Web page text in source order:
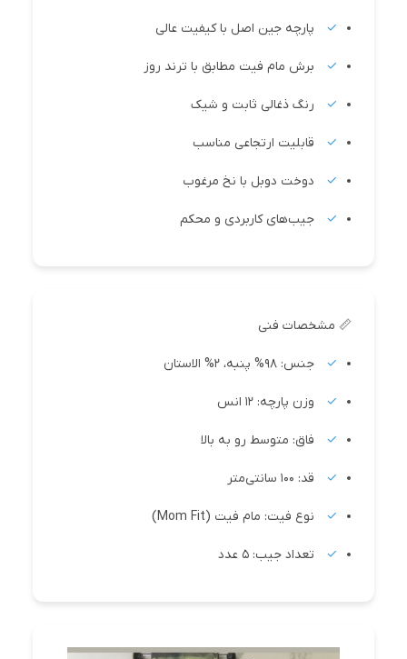
پارچه جین اصل با کیفیت عالی
برش مام فیت مطابق با ترند روز
رنگ ذغالی ثابت و شیک
قابلیت ارتجاعی مناسب
دوخت دوبل با نخ مرغوب
جیب‌های کاربردی و محکم
📏 مشخصات فنی
جنس: 98% پنبه، 2% الاستان
وزن پارچه: 12 انس
فاق: متوسط رو به بالا
قد: 100 سانتی‌متر
نوع فیت: مام فیت (Mom Fit)
تعداد جیب: 5 عدد